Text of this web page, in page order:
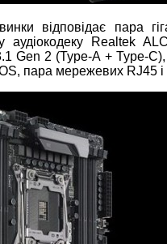
відповідає пара
Realtek
Gen 2 (Type-A + Type-
пара мережевих RJ45 і